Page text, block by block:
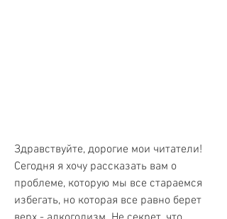
Здравствуйте, дорогие мои читатели!
Сегодня я хочу рассказать вам о
проблеме, которую мы все стараемся
избегать, но которая все равно берет